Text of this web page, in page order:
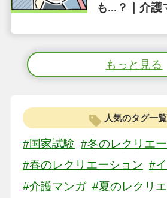
も...？｜介護
もっと見る
人気のタグ一覧
#国家試験 #冬のレクリエ
#春のレクリエーション #
#介護マンガ #夏のレクリ